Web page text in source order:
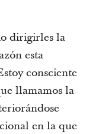
dirigirles la
esta
consciente
llamamos la
en la que